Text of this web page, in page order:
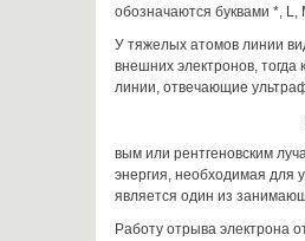
обозначаются буквами *, L,
У тяжелых атомов линии
внешних электронов, тогда
линии, отвечающие
вым или рентгеновским
энергия, необходимая для
является один из
Работу отрыва электрона